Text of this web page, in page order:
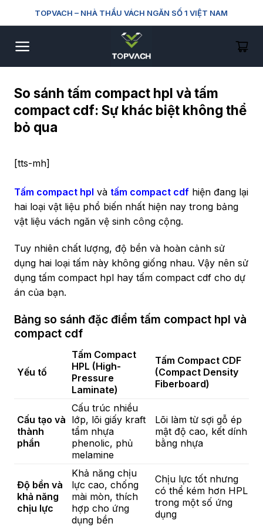
TOPVACH– NHÀ THẦU VÁCH NGĂN SỐ 1 VIỆT NAM
So sánh tấm compact hpl và tấm
compact cdf: Sự khác biệt không thể
bỏ qua
[tts-mh]
Tấm compact hpl và tấm compact cdfhiện đang lại
hai loại vật liệu phổ biến nhất hiện nay trong bảng
vật liệu vách ngăn vệ sinh công cộng.
Tuy nhiên chất lượng, độ bền và hoàn cảnh sử
dụng hai loại tấm này không giống nhau. Vậy nên sử
dụng tấm compact hpl hay tấm compact cdf cho dự
án của bạn.
Bảng so sánh đặc điểm tấm compact hpl và
compact cdf
Yếu tố
Tấm Compact
HPL (High-
Pressure
Laminate)
Tấm Compact CDF
(Compact Density
Fiberboard)
Cấu tạo và
thành
phần
Cấu trúc nhiều
lớp, lõi giấy kraft
tẩm nhựa
phenolic, phủ
melamine
Lõi làm từ sợi gỗ ép
mật độ cao, kết dính
bằng nhựa
Độ bền và
khả năng
chịu lực
Khả năng chịu
lực cao, chống
mài mòn, thích
hợp cho ứng
dụng bền
Chịu lực tốt nhưng
có thể kém hơn HPL
trong một số ứng
dụng